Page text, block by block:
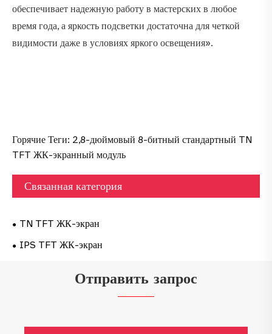
обеспечивает надежную работу в мастерских в любое
время года, а яркость подсветки достаточна для четкой
видимости даже в условиях яркого освещения».
Горячие Теги: 2,8-дюймовый 8-битный стандартный TN
TFT ЖК-экранный модуль
Связанная категория
TN TFT ЖК-экран
IPS TFT ЖК-экран
Отправить запрос